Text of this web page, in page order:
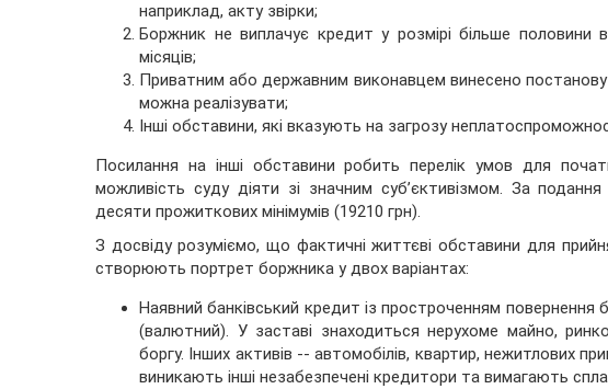
наприклад, акту звірки;
Боржник не виплачує кредит у розмірі більше
місяців;
Приватним або державним виконавцем винесено постанову
можна реалізувати;
Інші обставини, які вказують на загрозу
Посилання на інші обставини робить перелік умов для
можливість суду діяти зі значним суб’єктивізмом. За
десяти прожиткових мінімумів (19210 грн).
З досвіду розуміємо, що фактичні життєві обставини для
створюють портрет боржника у двох варіантах:
Наявний банківський кредит із простроченням
(валютний). У заставі знаходиться нерухоме майно,
боргу. Інших активів -- автомобілів, квартир, нежитлових
виникають інші незабезпечені кредитори та вимагають